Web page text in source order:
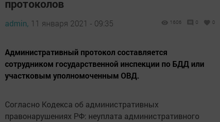
протоколов
admin, 11 января 2021 - 09:35 1606 0 0
Административный протокол составляется
сотрудником государственной инспекции по БДД или
участковым уполномоченным ОВД.
Согласно Кодекса об административных
правонарушениях РФ: неуплата административного